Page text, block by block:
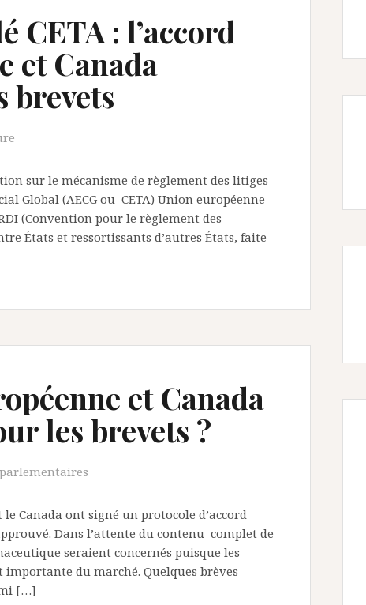
CETA : l’accord
et Canada
brevets
sur le mécanisme de règlement des litiges
Global (AECG ou CETA) Union européenne –
(Convention pour le règlement des
États et ressortissants d’autres États, faite
et Canada
les brevets ?
Canada ont signé un protocole d’accord
Dans l’attente du contenu complet de
seraient concernés puisque les
du marché. Quelques brèves
[…]